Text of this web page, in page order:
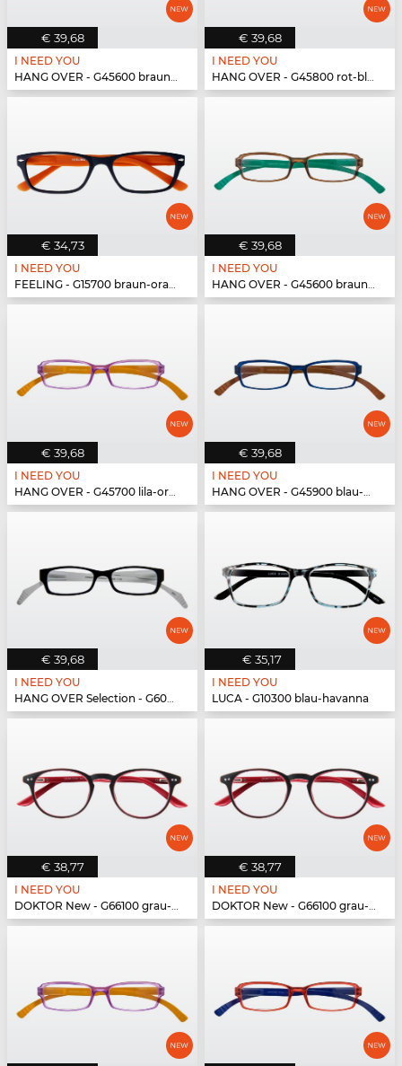
€ 39,68
I NEED YOU
HANG OVER - G45600 braun-türkis
€ 39,68
I NEED YOU
HANG OVER - G45800 rot-blau
€ 34,73
I NEED YOU
FEELING - G15700 braun-orange
€ 39,68
I NEED YOU
HANG OVER - G45600 braun-türkis
€ 39,68
I NEED YOU
HANG OVER - G45700 lila-orange
€ 39,68
I NEED YOU
HANG OVER - G45900 blau-braun
€ 39,68
I NEED YOU
HANG OVER Selection - G60200 schwarz-weiß
€ 35,17
I NEED YOU
LUCA - G10300 blau-havanna
€ 38,77
I NEED YOU
DOKTOR New - G66100 grau-rot
€ 38,77
I NEED YOU
DOKTOR New - G66100 grau-rot